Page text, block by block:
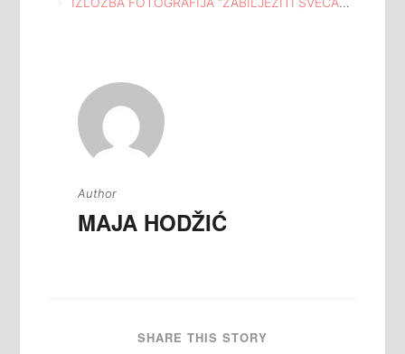
Author
MAJA HODŽIĆ
SHARE THIS STORY